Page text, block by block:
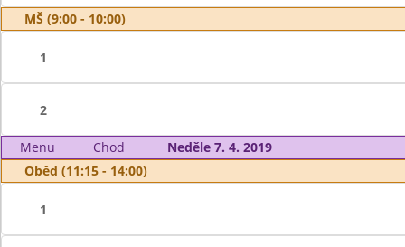
MŠ (9:00 - 10:00)
1
2
Menu Chod
Neděle 7. 4. 2019
Oběd (11:15 - 14:00)
1